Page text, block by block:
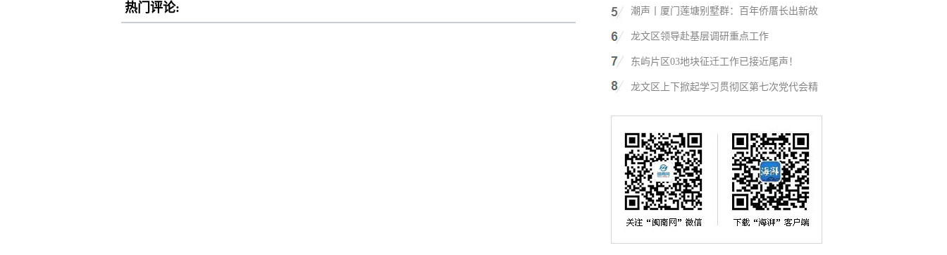
热门评论: 潮声丨厦门莲塘别墅群：百年侨厝长出新故
龙文区领导赴基层调研重点工作
东屿片区03地块征迁工作已接近尾声！
龙文区上下掀起学习贯彻区第七次党代会精